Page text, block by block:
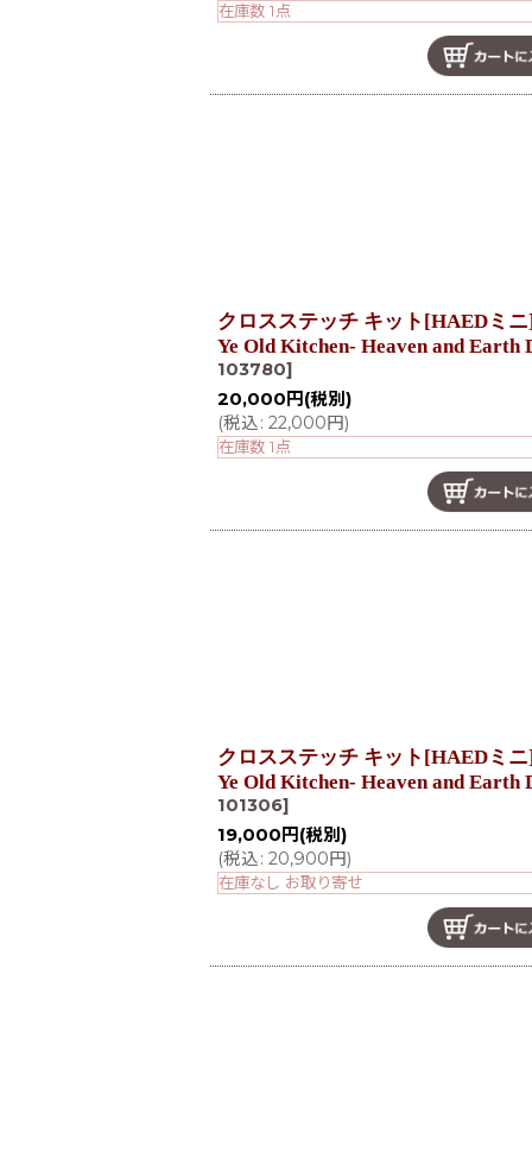
在庫数 1点
クロスステッチ キット[HAEDミ
Ye Old Kitchen- Heaven and Earth
103780]
20,000 円 (税別)
(税込: 22,000円)
在庫数 1点
クロスステッチ キット[HAEDミ
Ye Old Kitchen- Heaven and Earth
101306]
19,000 円 (税別)
(税込: 20,900円)
在庫なし お取り寄せ